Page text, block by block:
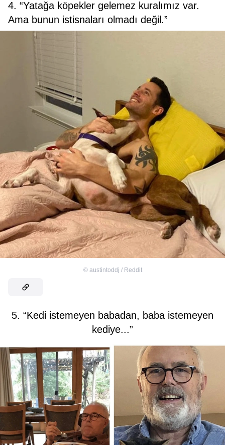
4. “Yatağa köpekler gelemez kuralımız var.
Ama bunun istisnaları olmadı değil.”
© austintoddj / Reddit
5. “Kedi istemeyen babadan, baba istemeyen
kediye...”